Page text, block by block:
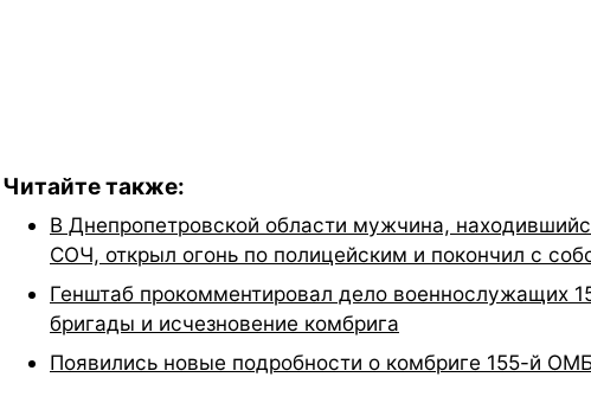
Читайте также:
В Днепропетровской области мужчина,
СОЧ, открыл огонь по полицейским и покончил с
Генштаб прокомментировал дело военнослужащих
бригады и исчезновение комбрига
Появились новые подробности о комбриге 155-й